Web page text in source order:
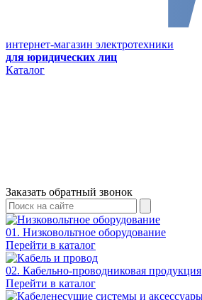
интернет-магазин электротехники
для юридических лиц
Каталог
Заказать обратный звонок
01. Низковольтное оборудование
Перейти в каталог
02. Кабельно-проводниковая продукция
Перейти в каталог